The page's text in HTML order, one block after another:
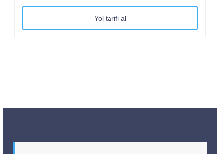
Yol tarifi al